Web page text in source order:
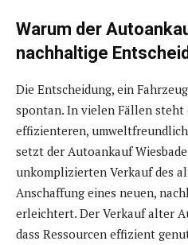
Warum der
nachhaltige
Die Entscheidung, ein
spontan. In vielen Fällen steht
effizienteren,
setzt der Autoankauf
unkomplizierten Verkauf des
Anschaffung eines neuen,
erleichtert. Der Verkauf alter
dass Ressourcen effizient